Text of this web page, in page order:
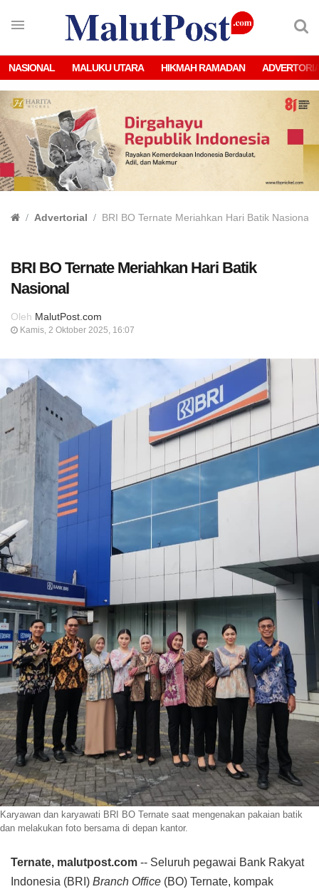
NASIONAL MALUKU UTARA HIKMAH RAMADAN
Advertorial BRI BO Ternate Meriahkan Hari Batik Nasional
BRI BO Ternate Meriahkan Hari Batik
Nasional
Oleh MalutPost.com
Kamis, 2 Oktober 2025, 16:07
Karyawan dan karyawati BRI BO Ternate saat mengenakan pakaian batik
dan melakukan foto bersama di depan kantor.
Ternate, malutpost.com -- Seluruh pegawai Bank Rakyat
Indonesia (BRI) Branch Office (BO) Ternate, kompak